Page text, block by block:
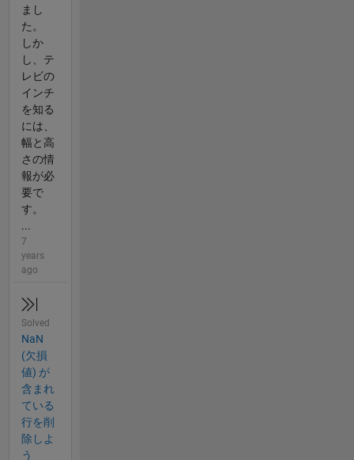
まし
た。
しか
し、テ
レビの
インチ
を知る
には、
幅と高
さの情
報が必
要で
す。
...
7
years
ago
Solved
NaN
(欠損
値) が
含まれ
ている
行を削
除しよ
う